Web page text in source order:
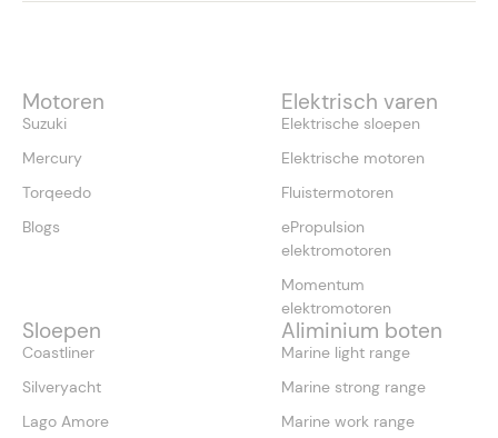
Motoren
Suzuki
Mercury
Torqeedo
Blogs
Elektrisch varen
Elektrische sloepen
Elektrische motoren
Fluistermotoren
ePropulsion
elektromotoren
Momentum
elektromotoren
Sloepen
Coastliner
Silveryacht
Lago Amore
Aliminium boten
Marine light range
Marine strong range
Marine work range